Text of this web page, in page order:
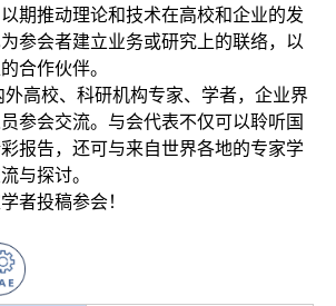
期推动理论和技术在高校和企业的发
参会者建立业务或研究上的联络，以
合作伙伴。
外高校、科研机构专家、学者，企业界
参会交流。与会代表不仅可以聆听国
报告，还可与来自世界各地的专家学
与探讨。
者投稿参会！